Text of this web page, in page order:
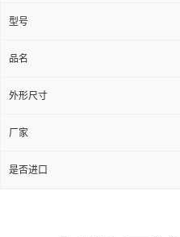
型号
品名
外形尺寸
厂家
是否进口